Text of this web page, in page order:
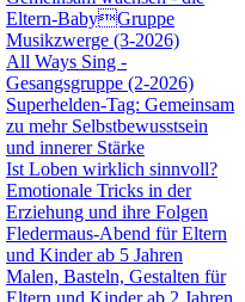
Eltern-BabyGruppe
Musikzwerge (3-2026)
All Ways Sing -
Gesangsgruppe (2-2026)
Superhelden-Tag: Gemeinsam
zu mehr Selbstbewusstsein
und innerer Stärke
Ist Loben wirklich sinnvoll?
Emotionale Tricks in der
Erziehung und ihre Folgen
Fledermaus-Abend für Eltern
und Kinder ab 5 Jahren
Malen, Basteln, Gestalten für
Eltern und Kinder ab 2 Jahren